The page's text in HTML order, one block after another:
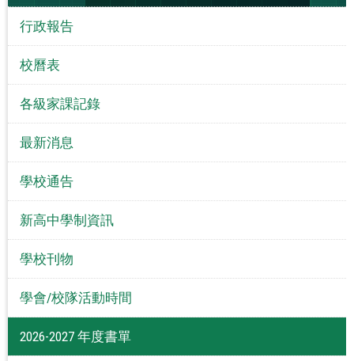
行政報告
校曆表
各級家課記錄
最新消息
學校通告
新高中學制資訊
學校刊物
學會/校隊活動時間
2026-2027 年度書單